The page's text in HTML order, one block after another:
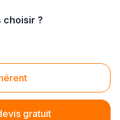
choisir ?
gratuit
poseurs de clôtures et
et de Gaillard sont